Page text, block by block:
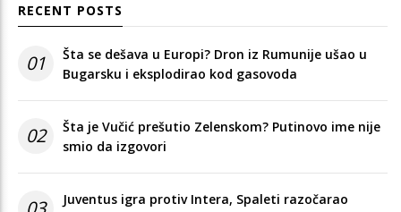
RECENT POSTS
01
Šta se dešava u Europi? Dron iz Rumunije ušao u
Bugarsku i eksplodirao kod gasovoda
02
Šta je Vučić prešutio Zelenskom? Putinovo ime nije
smio da izgovori
Juventus igra protiv Intera, Spaleti razočarao